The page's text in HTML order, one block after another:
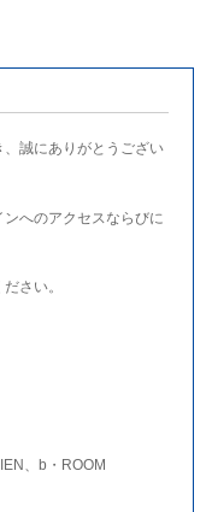
誠にありがとうござい
へのアクセスならびに
さい。
、b・ROOM